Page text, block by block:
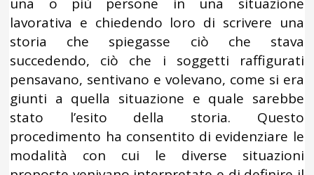
lavorativa e chiedendo loro di scrivere una
storia che spiegasse ciò che stava
succedendo, ciò che i soggetti raffigurati
pensavano, sentivano e volevano, come si era
giunti a quella situazione e quale sarebbe
stato l’esito della storia. Questo
procedimento ha consentito di evidenziare le
modalità con cui le diverse situazioni